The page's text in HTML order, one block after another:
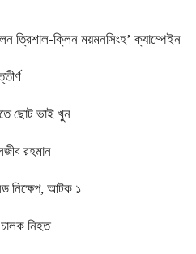
ত্রিশাল-ক্লিন ময়মনসিংহ’ ক্যাম্পেইন
ছোট ভাই খুন
রহমান
নিক্ষেপ, আটক ১
নিহত